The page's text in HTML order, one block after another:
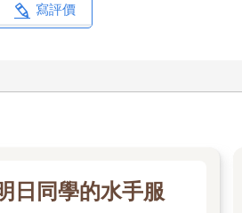
寫評價
日同學的水手服